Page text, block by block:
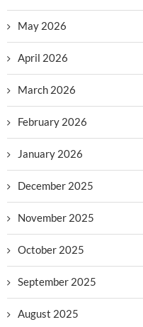
May 2026
April 2026
March 2026
February 2026
January 2026
December 2025
November 2025
October 2025
September 2025
August 2025